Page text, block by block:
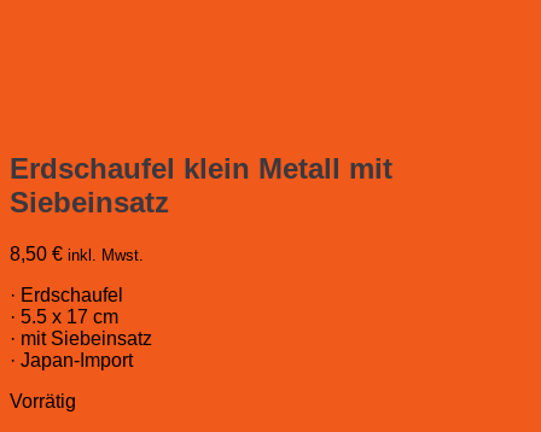
Erdschaufel klein Metall mit
Siebeinsatz
8,50 € inkl. Mwst.
· Erdschaufel
· 5.5 x 17 cm
· mit Siebeinsatz
· Japan-Import
Vorrätig